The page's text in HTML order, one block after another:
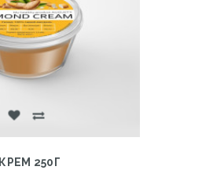
250Г